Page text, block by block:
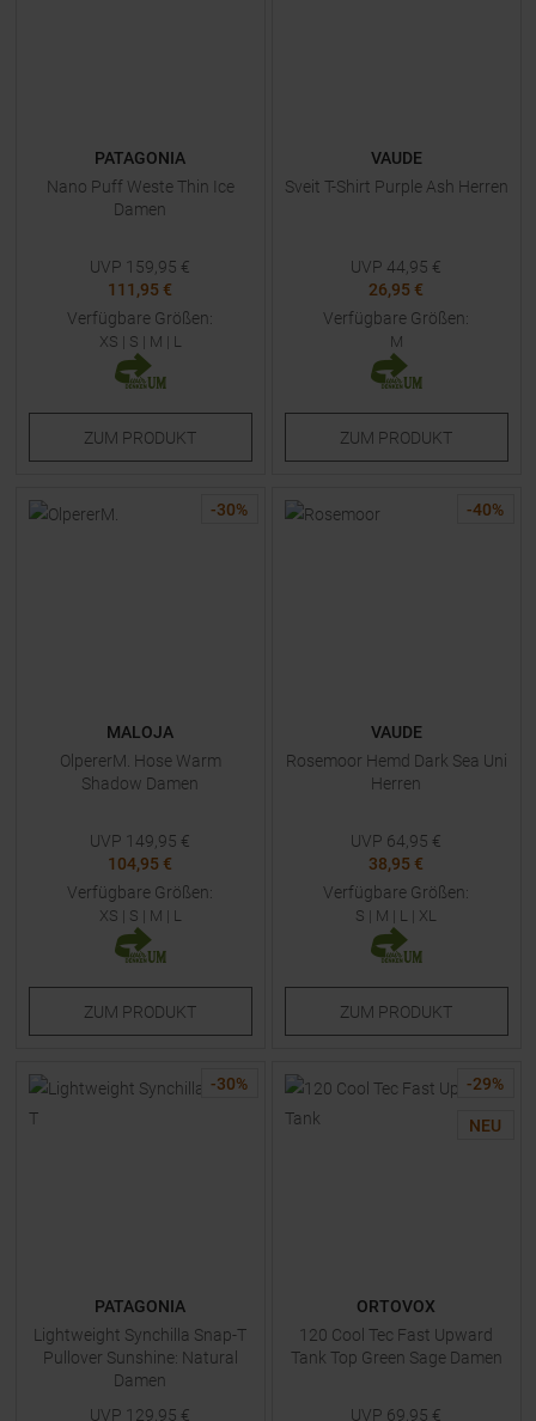
PATAGONIA
Nano Puff Weste Thin Ice
Damen
UVP 159,95 €
111,95 €
Verfügbare Größen:
XS | S | M | L
ZUM PRODUKT
VAUDE
Sveit T-Shirt Purple Ash Herren
UVP 44,95 €
26,95 €
Verfügbare Größen:
M
ZUM PRODUKT
-30%
MALOJA
OlpererM. Hose Warm
Shadow Damen
UVP 149,95 €
104,95 €
Verfügbare Größen:
XS | S | M | L
ZUM PRODUKT
-40%
VAUDE
Rosemoor Hemd Dark Sea Uni
Herren
UVP 64,95 €
38,95 €
Verfügbare Größen:
S | M | L | XL
ZUM PRODUKT
-30%
PATAGONIA
Lightweight Synchilla Snap-T
Pullover Sunshine: Natural
Damen
UVP 129,95 €
-29%
NEU
ORTOVOX
120 Cool Tec Fast Upward
Tank Top Green Sage Damen
UVP 69,95 €